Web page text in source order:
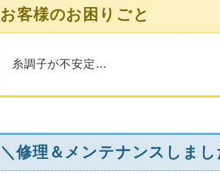
お客様のお困りごと
糸調子が不安定…
＼修理＆メンテナンスしまし